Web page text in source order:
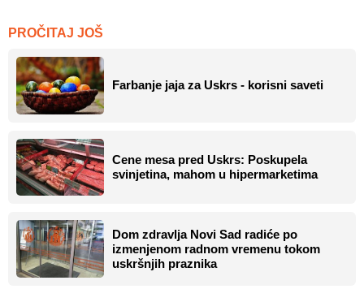
PROČITAJ JOŠ
Farbanje jaja za Uskrs - korisni saveti
Cene mesa pred Uskrs: Poskupela
svinjetina, mahom u hipermarketima
Dom zdravlja Novi Sad radiće po
izmenjenom radnom vremenu tokom
uskršnjih praznika